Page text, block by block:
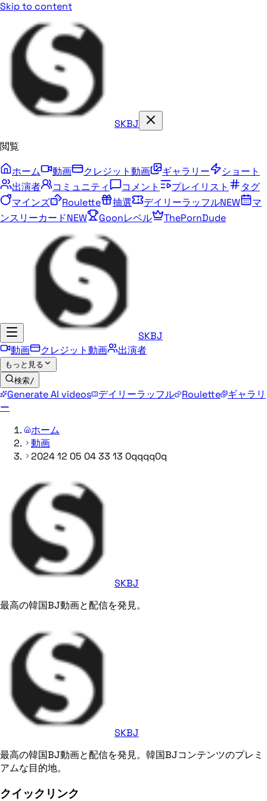
Skip to content
SKBJ
閲覧
ホーム
動画 クレジット動画 ギャラリー
ショート
出演者
コミュニティ コメント プレイリスト
タグ
マインズ
Roulette 抽選 デイリーラッフルNEW
マ
ンスリーカードNEW Goonレベル ThePornDude
SKBJ
動画
クレジット動画 出演者
もっと見る
検索/
Generate AI videos デイリーラッフル Roulette
ギャラリ
ー
ホーム
動画
2024 12 05 04 33 13 0qqqq0q
SKBJ
最高の韓国BJ動画と配信を発見。
SKBJ
最高の韓国BJ動画と配信を発見。韓国BJコンテンツのプレミ
アムな目的地。
クイックリンク